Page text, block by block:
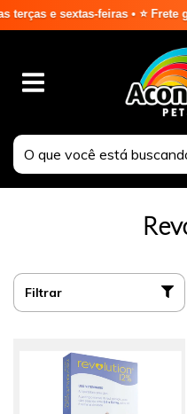
sextas-feiras • ⭐ Frete
Filtrar